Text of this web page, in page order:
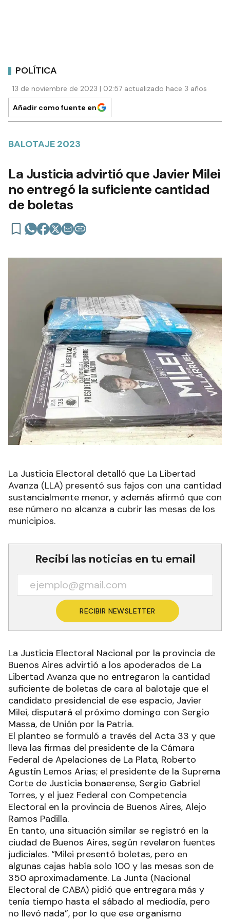
POLÍTICA
13 de noviembre de 2023 | 02:57 actualizado hace 3 años
Añadir como fuente en
BALOTAJE 2023
La Justicia advirtió que Javier Milei
no entregó la suficiente cantidad
de boletas
La Justicia Electoral detalló que La Libertad
Avanza (LLA) presentó sus fajos con una cantidad
sustancialmente menor, y además afirmó que con
ese número no alcanza a cubrir las mesas de los
municipios.
Recibí las noticias en tu email
RECIBIR NEWSLETTER
La Justicia Electoral Nacional por la provincia de
Buenos Aires advirtió a los apoderados de La
Libertad Avanza que no entregaron la cantidad
suficiente de boletas de cara al balotaje que el
candidato presidencial de ese espacio, Javier
Milei, disputará el próximo domingo con Sergio
Massa, de Unión por la Patria.
El planteo se formuló a través del Acta 33 y que
lleva las firmas del presidente de la Cámara
Federal de Apelaciones de La Plata, Roberto
Agustín Lemos Arias; el presidente de la Suprema
Corte de Justicia bonaerense, Sergio Gabriel
Torres, y el juez Federal con Competencia
Electoral en la provincia de Buenos Aires, Alejo
Ramos Padilla.
En tanto, una situación similar se registró en la
ciudad de Buenos Aires, según revelaron fuentes
judiciales. “Milei presentó boletas, pero en
algunas cajas había solo 100 y las mesas son de
350 aproximadamente. La Junta (Nacional
Electoral de CABA) pidió que entregara más y
tenía tiempo hasta el sábado al mediodía, pero
no llevó nada”, por lo que ese organismo